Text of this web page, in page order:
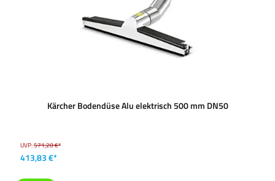
Kärcher Bodendüse Alu elektrisch 500 mm DN50
UVP:571,20 €*
413,83 €*